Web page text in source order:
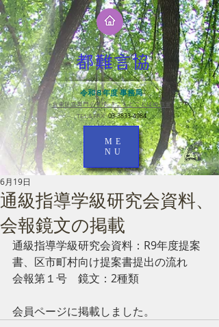
都難言協
ME
NU
令和８年度 事務局
台東区立黒門小学校 きこえとことばの教室​
TEL＆FAX03-3833-4984
通級指導学級研究会資料、
会報鏡文の掲載
6月19日
通級指導学級研究会資料：R9年度提案
書、区市町村向け提案書提出の流れ
会報第１号　鏡文：2種類
会員ページに掲載しました。